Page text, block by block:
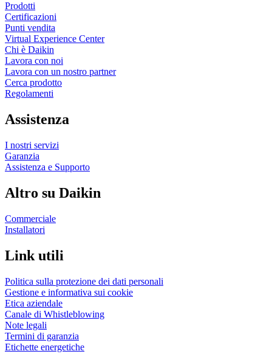
Prodotti
Certificazioni
Punti vendita
Virtual Experience Center
Chi è Daikin
Lavora con noi
Lavora con un nostro partner
Cerca prodotto
Regolamenti
Assistenza
I nostri servizi
Garanzia
Assistenza e Supporto
Altro su Daikin
Commerciale
Installatori
Link utili
Politica sulla protezione dei dati personali
Gestione e informativa sui cookie
Etica aziendale
Canale di Whistleblowing
Note legali
Termini di garanzia
Etichette energetiche